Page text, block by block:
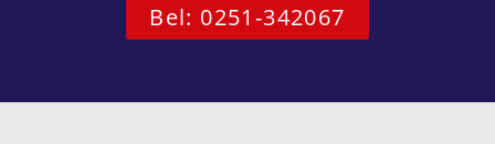
Bel: 0251-342067